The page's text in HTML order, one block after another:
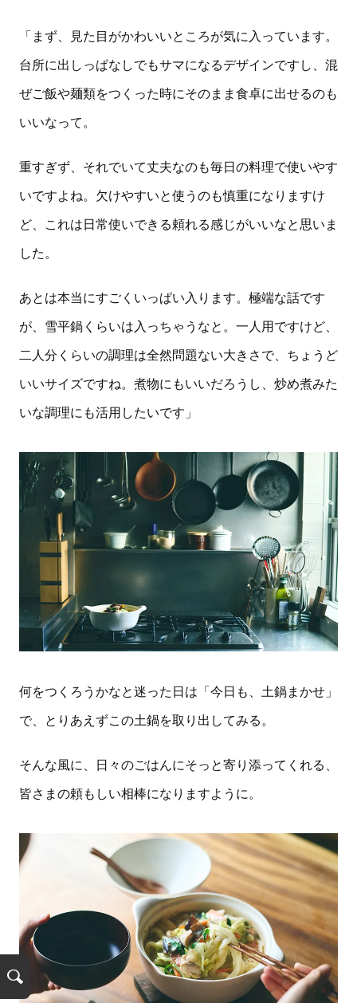
「まず、見た目がかわいいところが気に入っています。
台所に出しっぱなしでもサマになるデザインですし、混
ぜご飯や麺類をつくった時にそのまま食卓に出せるのも
いいなって。
重すぎず、それでいて丈夫なのも毎日の料理で使いやす
いですよね。欠けやすいと使うのも慎重になりますけ
ど、これは日常使いできる頼れる感じがいいなと思いま
した。
あとは本当にすごくいっぱい入ります。極端な話です
が、雪平鍋くらいは入っちゃうなと。一人用ですけど、
二人分くらいの調理は全然問題ない大きさで、ちょうど
いいサイズですね。煮物にもいいだろうし、炒め煮みた
いな調理にも活用したいです」
何をつくろうかなと迷った日は「今日も、土鍋まかせ」
で、とりあえずこの土鍋を取り出してみる。
そんな風に、日々のごはんにそっと寄り添ってくれる、
皆さまの頼もしい相棒になりますように。
検